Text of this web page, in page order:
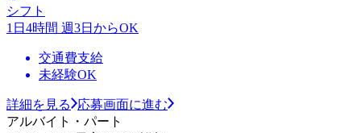
シフト
1日4時間 週3日からOK
交通費支給
未経験OK
詳細を見る
応募画面に進む
アルバイト・パート